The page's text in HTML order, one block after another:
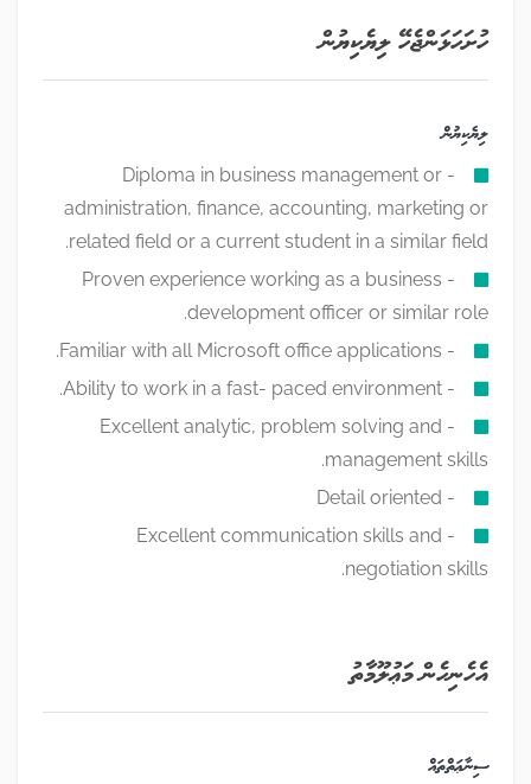
ހުށަހަޅަންޖެހޭ ލިޔެކިޔުން
ލިޔެކިޔުން
- Diploma in business management or
administration, finance, accounting, marketing or
related field or a current student in a similar field.
- Proven experience working as a business
development officer or similar role.
- Familiar with all Microsoft office applications.
- Ability to work in a fast- paced environment.
- Excellent analytic, problem solving and
management skills.
- Detail oriented
- Excellent communication skills and
negotiation skills.
އެހެނިހެން މަޢުލޫމާތު
ސިނާޢަތްތައް